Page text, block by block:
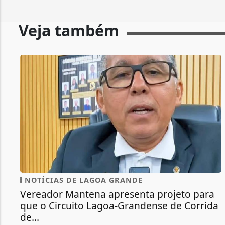
Veja também
NOTÍCIAS DE LAGOA GRANDE
Vereador Mantena apresenta projeto para
que o Circuito Lagoa-Grandense de Corrida
de...